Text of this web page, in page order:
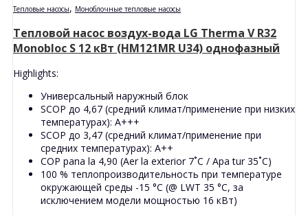
Тепловые насосы, Моноблочные тепловые насосы
Тепловой насос воздух-вода LG Therma V R32
Monobloc S 12 кВт (HM121MR U34) однофазный
Highlights:
Универсальный наружный блок
SCOP до 4,67 (средний климат/применение при низких
температурах): A+++
SCOP до 3,47 (средний климат/применение при
средних температурах): A++
COP pana la 4,90 (Aer la exterior 7˚C / Apa tur 35˚C)
100 % теплопроизводительность при температуре
окружающей среды -15 °C (@ LWT 35 °C, за
исключением модели мощностью 16 кВт)